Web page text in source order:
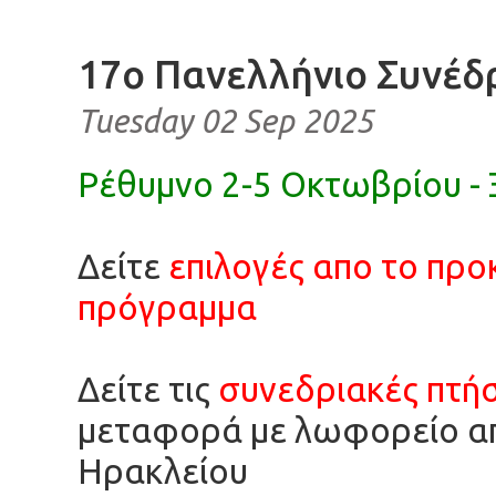
17ο Πανελλήνιο
Tuesday 02 Sep 2025
Ρέθυμνο 2-5 Οκτωβρίου -
Δείτε επιλογές απο το
πρόγραμμα
Δείτε τις συνεδριακές
μεταφορά με λωφορείο
Ηρακλείου